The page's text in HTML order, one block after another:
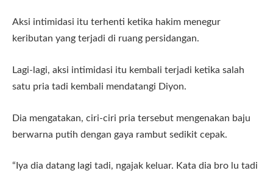
Aksi intimidasi itu terhenti ketika hakim menegur
keributan yang terjadi di ruang persidangan.
Lagi-lagi, aksi intimidasi itu kembali terjadi ketika salah
satu pria tadi kembali mendatangi Diyon.
Dia mengatakan, ciri-ciri pria tersebut mengenakan baju
berwarna putih dengan gaya rambut sedikit cepak.
“Iya dia datang lagi tadi, ngajak keluar. Kata dia bro lu tadi